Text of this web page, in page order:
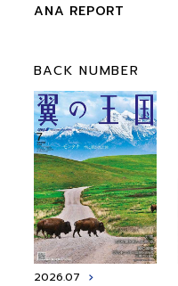
ANA REPORT
BACK NUMBER
2026.07